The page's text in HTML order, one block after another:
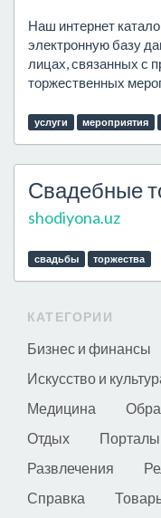
Наш интернет
электронную базу
лицах, связанных с
торжественных
услуги мероприятия
Свадебные
shodiyona.uz
свадьбы торжества
КАТЕГОРИИ
Бизнес и финансы
Искусство и
Медицина
Отдых
Порталы
Развлечения
Справка